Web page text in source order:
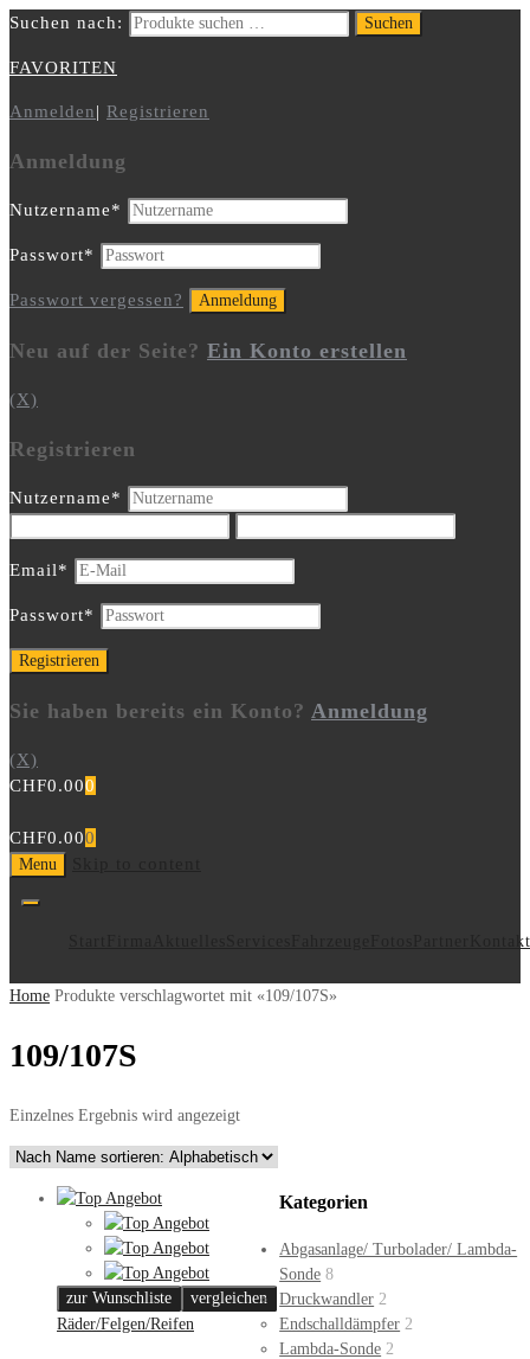
Suchen nach: Suchen
FAVORITEN
Anmelden| Registrieren
Anmeldung
Nutzername*
Passwort*
Passwort vergessen?
Neu auf der Seite? Ein Konto erstellen
(X)
Registrieren
Nutzername*
Email*
Passwort*
Sie haben bereits ein Konto? Anmeldung
(X)
CHF0.000
CHF0.000
Menu
Kontakt
Home Produkte verschlagwortet mit «109/107S»
109/107S
Einzelnes Ergebnis wird angezeigt
zur Wunschliste
vergleichen
Räder/Felgen/Reifen
Kategorien
Abgasanlage/ Turbolader/ Lambda-
Sonde 8
Druckwandler 2
Endschalldämpfer 2
Lambda-Sonde 2